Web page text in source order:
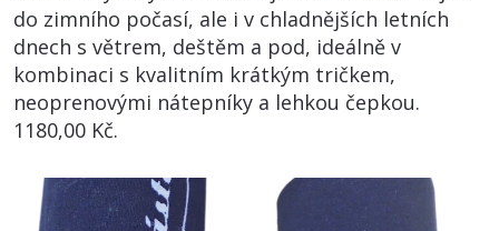
do zimního počasí, ale i v chladnějších letních
dnech s větrem, deštěm a pod, ideálně v
kombinaci s kvalitním krátkým tričkem,
neoprenovými nátepníky a lehkou čepkou.
1180,00 Kč.